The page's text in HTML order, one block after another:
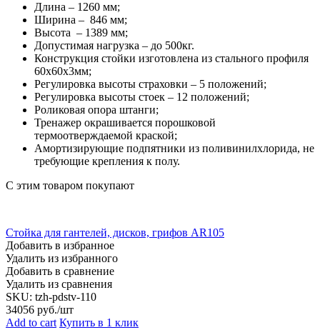
Длина – 1260 мм;
Ширина – 846 мм;
Высота – 1389 мм;
Допустимая нагрузка – до 500кг.
Конструкция стойки изготовлена из стального профиля
60х60х3мм;
Регулировка высоты страховки – 5 положений;
Регулировка высоты стоек – 12 положений;
Роликовая опора штанги;
Тренажер окрашивается порошковой
термоотверждаемой краской;
Амортизирующие подпятники из поливинилхлорида, не
требующие крепления к полу.
С этим товаром покупают
Стойка для гантелей, дисков, грифов AR105
Добавить в избранное
Удалить из избранного
Добавить в сравнение
Удалить из сравнения
SKU: tzh-pdstv-110
34056 руб./шт
Add to cart Купить в 1 клик